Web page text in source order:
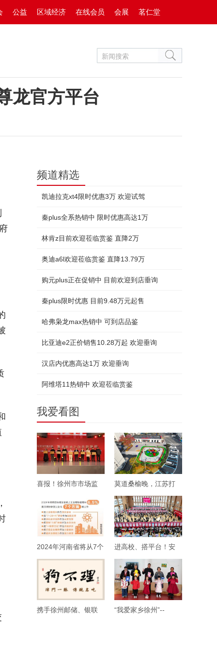
公益 区域经济 在线会员 会展 茗仁堂
龙官方平台
频道精选
凯迪拉克xt4限时优惠3万 欢迎试驾
秦plus全系热销中 限时优惠高达1万
林肯z目前欢迎莅临赏鉴 直降2万
奥迪a6l欢迎莅临赏鉴 直降13.79万
购元plus正在促销中 目前欢迎到店垂询
秦plus限时优惠 目前9.48万元起售
哈弗枭龙max热销中 可到店品鉴
比亚迪e2正价销售10.28万起 欢迎垂询
汉店内优惠高达1万 欢迎垂询
阿维塔11热销中 欢迎莅临赏鉴
我爱看图
喜报！徐州市市场监 莫道桑榆晚，江苏打
2024年河南省将从7个 进高校、搭平台！安
携手徐州邮储、银联 “我爱家乡徐州”--